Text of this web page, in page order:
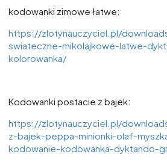
kodowanki zimowe łatwe:
https://zlotynauczyciel.pl/
swiateczne-mikolajkowe-latwe-
kolorowanka/
Kodowanki postacie z bajek:
https://zlotynauczyciel.pl/
z-bajek-peppa-minionki-olaf-
kodowanie-kodowanka-dyktando-